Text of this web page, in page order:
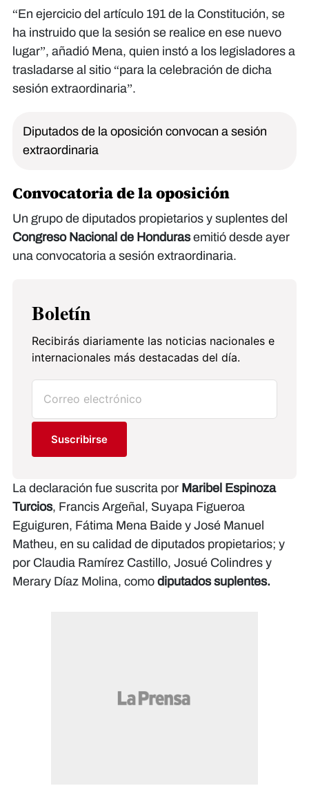
“En ejercicio del artículo 191 de la Constitución, se
ha instruido que la sesión se realice en ese nuevo
lugar”, añadió Mena, quien instó a los legisladores a
trasladarse al sitio “para la celebración de dicha
sesión extraordinaria”.
Diputados de la oposición convocan a sesión
extraordinaria
Convocatoria de la oposición
Un grupo de diputados propietarios y suplentes del
Congreso Nacional de Hondurasemitió desde ayer
una convocatoria a sesión extraordinaria.
Boletín
Recibirás diariamente las noticias nacionales e
internacionales más destacadas del día.
Suscribirse
La declaración fue suscrita por Maribel Espinoza
Turcios, Francis Argeñal, Suyapa Figueroa
Eguiguren, Fátima Mena Baide y José Manuel
Matheu, en su calidad de diputados propietarios; y
por Claudia Ramírez Castillo, Josué Colindres y
Merary Díaz Molina, como diputados suplentes.